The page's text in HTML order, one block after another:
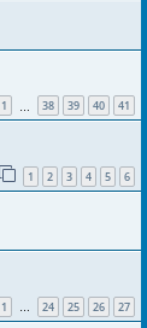
1 38 39 40 41
1 2 3 4 5 6
1 … 24 25 26 27